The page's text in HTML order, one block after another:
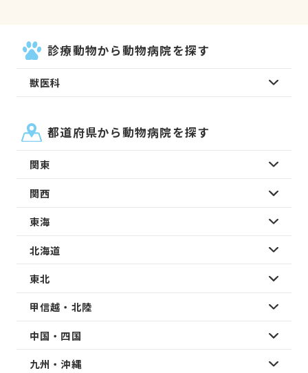
診療動物から動物病院を探す
獣医科
都道府県から動物病院を探す
関東
関西
東海
北海道
東北
甲信越・北陸
中国・四国
九州・沖縄